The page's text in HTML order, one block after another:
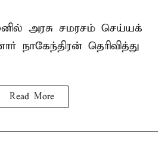
அரசு சமரசம் செய்யக்
நாகேந்திரன் தெரிவித்து
Read More